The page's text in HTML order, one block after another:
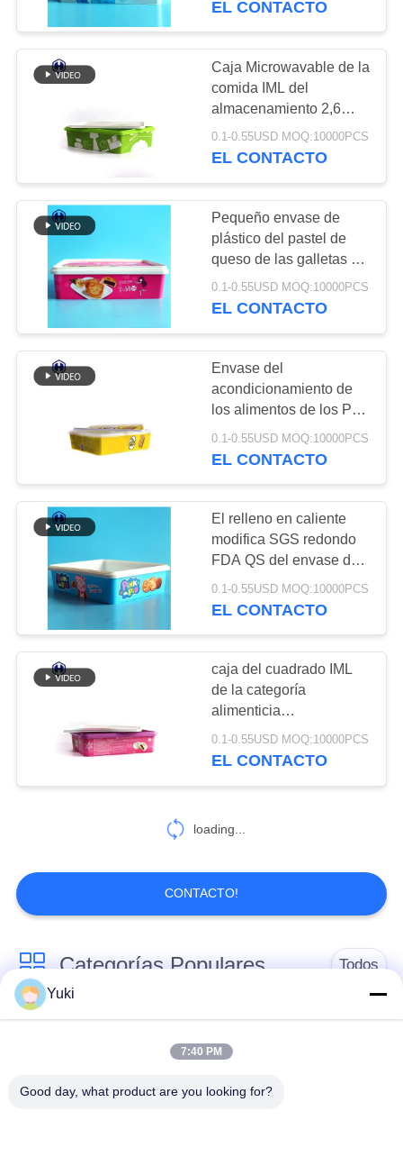
BLOG
UNA CITA
MAPA
DEL
POLÍTICA
DE
PRIVACIDAD
Latas de soda
plásticas
Botella del ANIMAL
DOMÉSTICO de la
salsa
10
Envases de plástico
50
Caja de IML
28
Tinas de IML
37
taza del iml
EL CONTACTO
Caja Microwavable de la
comida IML del
almacenamiento 2,6
litros de respetuoso del
medio ambiente
0.1-0.55USD MOQ:10000PCS
EL CONTACTO
Pequeño envase de
plástico del pastel de
queso de las galletas de
la luna de la caja de IML
antiarañazos
0.1-0.55USD MOQ:10000PCS
EL CONTACTO
Envase del
acondicionamiento de
los alimentos de los PP
de la soda de la torta del
huevo de la caja de la
0.1-0.55USD MOQ:10000PCS
EL CONTACTO
El relleno en caliente
modifica SGS redondo
FDA QS del envase de
plástico para requisitos
particulares de las
0.1-0.55USD MOQ:10000PCS
EL CONTACTO
caja del cuadrado IML
de la categoría
alimenticia
0.45KGS/rasguño
plástico del envase de la
0.1-0.55USD MOQ:10000PCS
EL CONTACTO
loading...
CONTACTO!
Categorías Populares Todos
Tarro del envase de
Tarro plástico de la
especia
Tarro plástico del
El ANIMAL
Yuki
7:40 PM
Good day, what product are you looking for?